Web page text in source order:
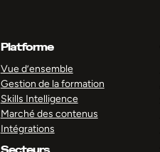
Platforme
Vue d’ensemble
Gestion de la formation
Skills Intelligence
Marché des contenus
Intégrations